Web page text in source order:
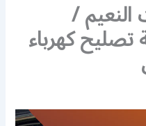
النعيم /
خدمة تصليح كهرباء